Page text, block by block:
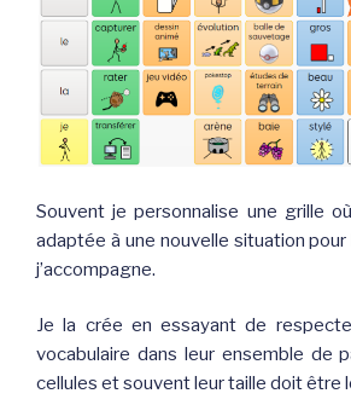
Souvent je personnalise une grille
adaptée à une nouvelle situation
j’accompagne.
Je la crée en essayant de
vocabulaire dans leur ensemble de
cellules et souvent leur taille doit être